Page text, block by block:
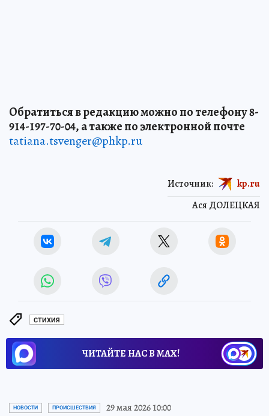
Обратиться в редакцию можно по телефону 8-
914-197-70-04, а также по электронной почте
tatiana.tsvenger@phkp.ru
Ася ДОЛЕЦКАЯ
Источник: kp.ru
СТИХИЯ
ЧИТАЙТЕ НАС В МАХ!
НОВОСТИ ПРОИСШЕСТВИЯ 29 мая 2026 10:00